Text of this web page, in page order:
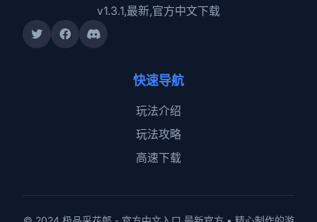
v1.3.1,最新,官方中文下载
快速导航
玩法介绍
玩法攻略
高速下载